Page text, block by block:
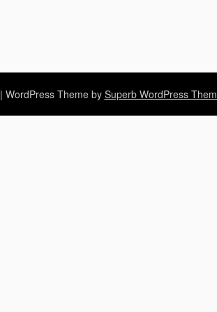
| WordPress Theme by Superb WordPress